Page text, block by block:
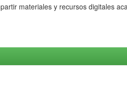
materiales y recursos digitales